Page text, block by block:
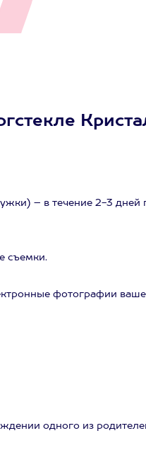
– в течение 2-3 дней
съемки.
фотографии
одного из